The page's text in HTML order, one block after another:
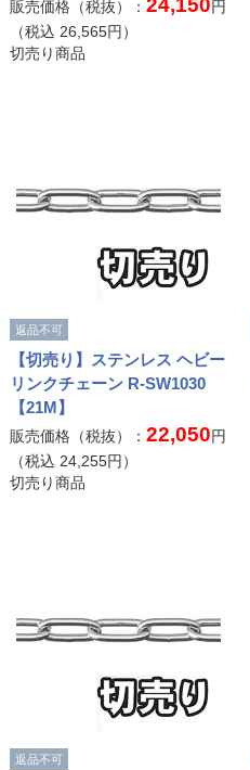
販売価格（税抜）：
円
（税込 26,565円）
切売り商品
返品不可
【切売り】ステンレス ヘビー
リンクチェーン R-SW1030
【21M】
販売価格（税抜）： 22,050円
（税込 24,255円）
切売り商品
返品不可